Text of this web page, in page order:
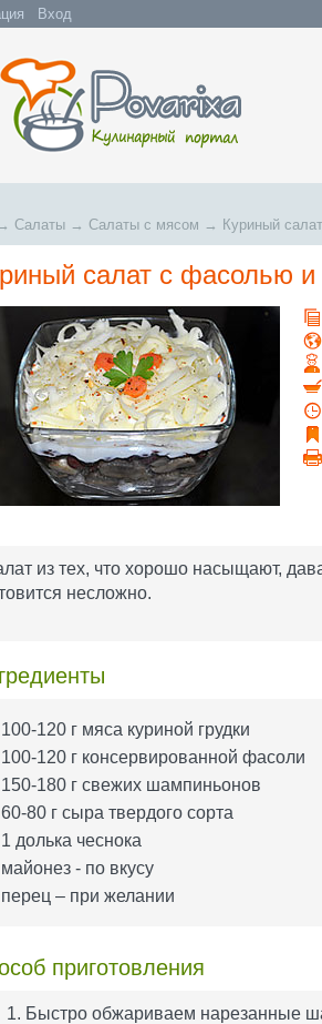
Вход
Салаты → Салаты с мясом → Куриный
салат с фасолью и
из тех, что хорошо насыщают,
несложно.
100-120 г мяса куриной грудки
100-120 г консервированной фасоли
150-180 г свежих шампиньонов
60-80 г сыра твердого сорта
1 долька чеснока
майонез - по вкусу
перец – при желании
приготовления
Быстро обжариваем нарезанные